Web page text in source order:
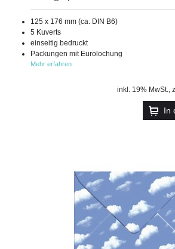
125 x 176 mm (ca. DIN B6)
5 Kuverts
einseitig bedruckt
Packungen mit Eurolochung
Mehr erfahren
inkl. 19% MwSt.
In